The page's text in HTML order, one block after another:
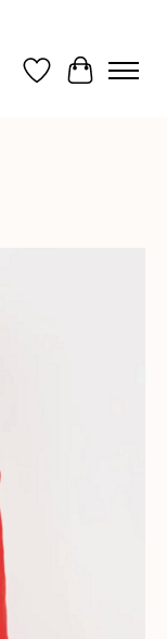
Lista de deseos
Cesta